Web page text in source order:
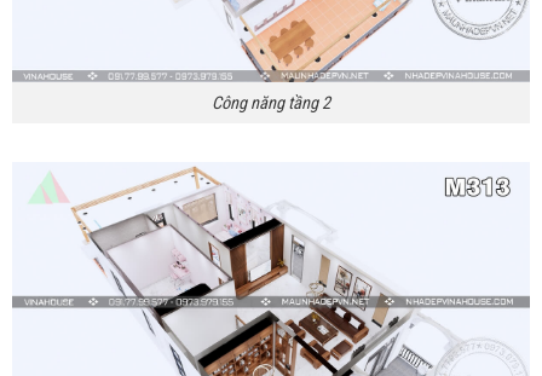
Công năng tầng 2